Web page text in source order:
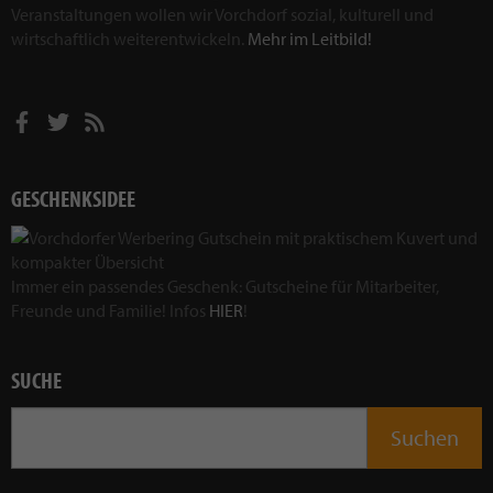
Veranstaltungen wollen wir Vorchdorf sozial, kulturell und
wirtschaftlich weiterentwickeln. Mehr im Leitbild!
GESCHENKSIDEE
Immer ein passendes Geschenk: Gutscheine für Mitarbeiter,
Freunde und Familie! Infos HIER!
SUCHE